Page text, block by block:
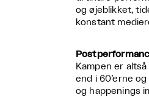
og øjeblikket,
konstant
Kampen er
end i 60’erne
og happenings